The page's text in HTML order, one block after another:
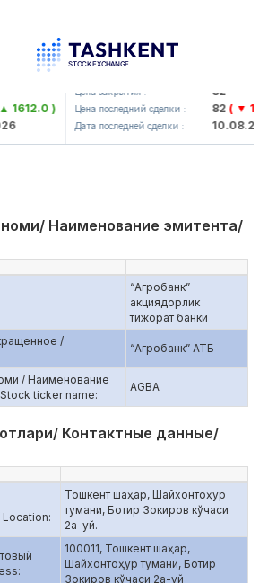
)
KFSK (<Kafolat sug'urta
Цена закрытия : 82
Цена последний сделки : 82 ( ▼ 1.91 )
Дата последней сделки : 10.08.2026
номи/ Наименование эмитента/
“Агробанк”
акциядорлик
тижорат банки
/
“Агробанк” АТБ
/ Наименование
ticker name:
AGBA
Контактные данные/
Тошкент шаҳар, Шайхонтоҳур
тумани, Ботир Зокиров кўчаси
2а-уй.
100011, Тошкент шаҳар,
Шайхонтоҳур тумани, Ботир
Зокиров кўчаси 2а-уй